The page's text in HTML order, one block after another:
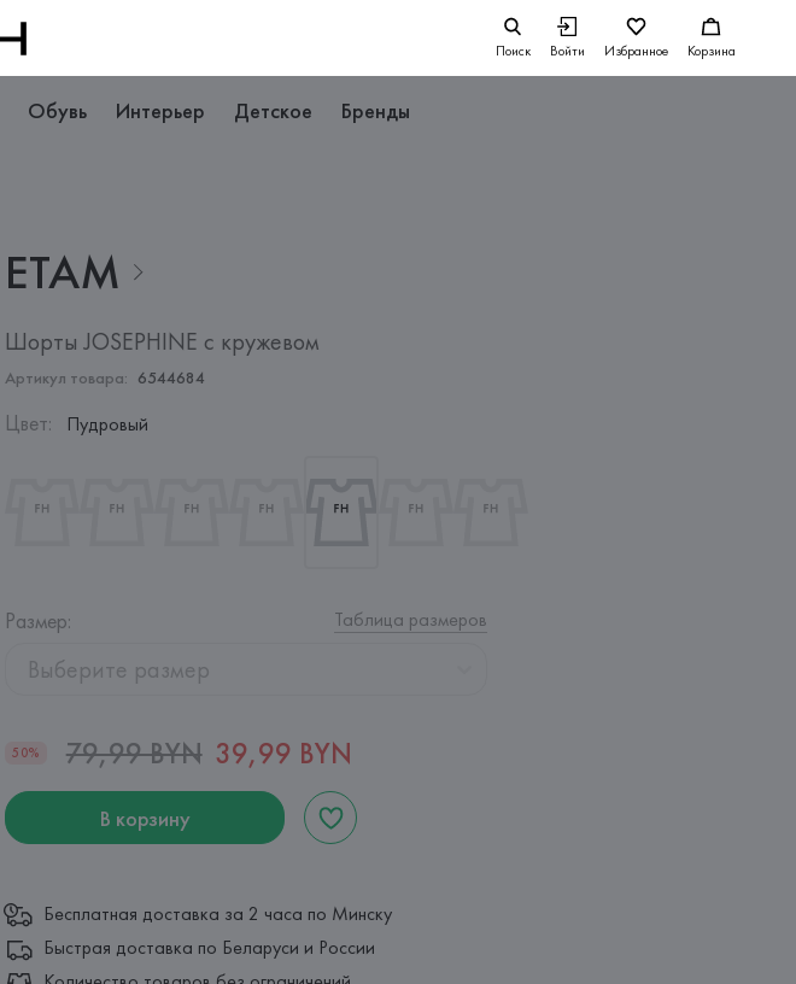
Поиск Войти Избранное Корзина
Обувь Интерьер Детское Бренды
ETAM
Шорты JOSEPHINE с кружевом
Артикул товара: 6544684
Цвет: Пудровый
Размер: Таблица размеров
Выберите размер
50% 79,99 BYN 39,99 BYN
В корзину
Бесплатная доставка за 2 часа по Минску
Быстрая доставка по Беларуси и России